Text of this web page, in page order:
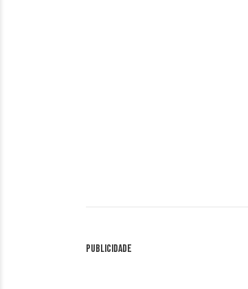
Publicidade